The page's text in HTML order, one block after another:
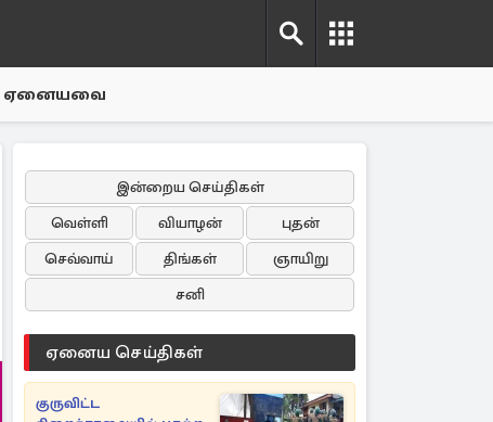
ஏனையவை
இன்றைய செய்திகள்
வெள்ளி
வியாழன்
புதன்
செவ்வாய்
திங்கள்
ஞாயிறு
சனி
ஏனைய செய்திகள்
குருவிட்ட